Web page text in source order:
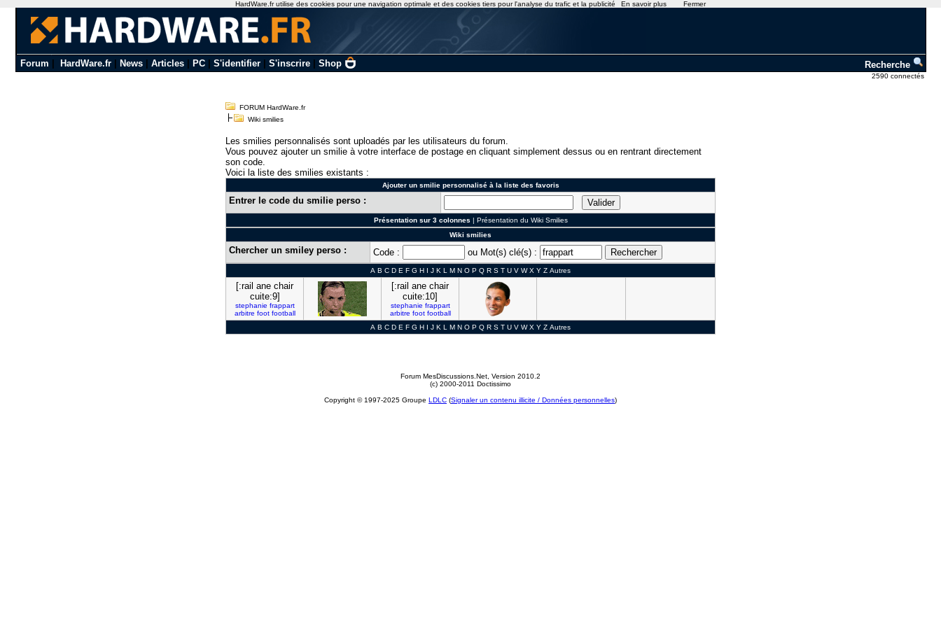
Forum HardWare.fr| News| Articles| PC| S'identifier| S'inscrire| Shop Recherche
2590 connectés
FORUM HardWare.fr
Wiki smilies
Les smilies personnalisés sont uploadés par les utilisateurs du forum.
Vous pouvez ajouter un smilie à votre interface de postage en cliquant simplement dessus ou en rentrant directement
son code.
Voici la liste des smilies existants :
Ajouter un smilie personnalisé à la liste des favoris
Entrer le code du smilie perso :
Présentation sur 3 colonnes | Présentation du Wiki Smilies
Wiki smilies
Chercher un smiley perso : Code : ou Mot(s) clé(s) :
A B C D E F G H I J K L M N O P Q R S T U V W X Y Z Autres
[:rail ane chair
cuite:9]
stephanie frappart
arbitre foot football
[:rail ane chair
cuite:10]
stephanie frappart
arbitre foot football
A B C D E F G H I J K L M N O P Q R S T U V W X Y Z Autres
Forum MesDiscussions.Net , Version 2010.2
(c) 2000-2011 Doctissimo
Copyright © 1997-2025 Groupe LDLC (Signaler un contenu illicite / Données personnelles)
HardWare.fr utilise des cookies pour une navigation optimale et des cookies tiers pour l'analyse du trafic et la publicité En savoir plus Fermer